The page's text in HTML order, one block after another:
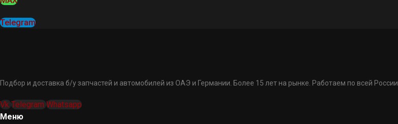
Telegram
Подбор и доставка б/у запчастей и автомобилей из ОАЭ и Германии. Более 15 лет на рынке. Работаем по всей России.
Vk Telegram Whatsapp
Меню